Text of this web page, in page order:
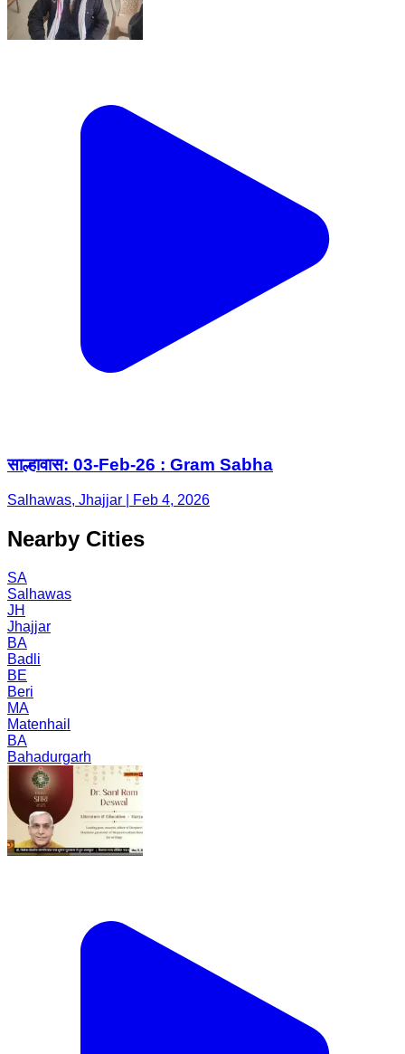
साल्हावास: 03-Feb-26 : Gram Sabha
Salhawas, Jhajjar | Feb 4, 2026
Nearby Cities
SA
Salhawas
JH
Jhajjar
BA
Badli
BE
Beri
MA
Matenhail
BA
Bahadurgarh